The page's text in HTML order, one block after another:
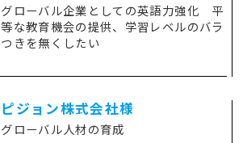
グローバル企業としての英語力強化 平
等な教育機会の提供、学習レベルのバラ
つきを無くしたい
ピジョン株式会社様
グローバル人材の育成